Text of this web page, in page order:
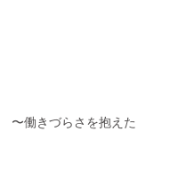
明書の
発行を
です。
(農園を
〜働きづらさを抱えた